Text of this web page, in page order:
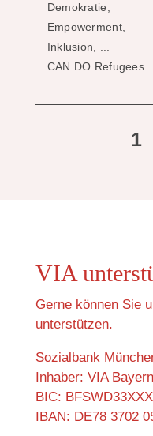
Demokratie,
Empowerment,
Inklusion, ...
CAN DO Refugees
1
VIA
Gerne können Sie
unterstützen.
Sozialbank
Inhaber: VIA
BIC: BFSWD33XXX
IBAN: DE78 3702